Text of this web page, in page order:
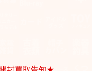
封買取告知★